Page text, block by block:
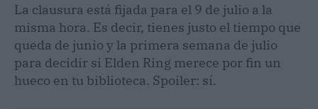
La clausura está fijada para el 9 de julio a la
misma hora. Es decir, tienes justo el tiempo que
queda de junio y la primera semana de julio
para decidir si Elden Ring merece por fin un
hueco en tu biblioteca. Spoiler: sí.